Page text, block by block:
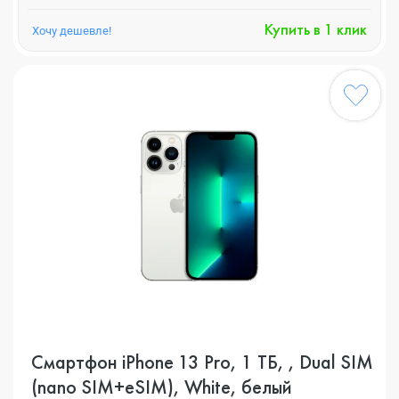
Хочу дешевле! Купить в 1 клик
Смартфон iPhone 13 Pro, 1 ТБ, , Dual SIM
(nano SIM+eSIM), White, белый